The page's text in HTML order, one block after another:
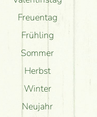
Freuentag
Frühling
Sommer
Herbst
Winter
Neujahr